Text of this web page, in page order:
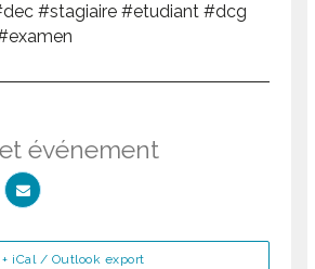
#stagiaire #etudiant #dcg
événement
+ iCal / Outlook export